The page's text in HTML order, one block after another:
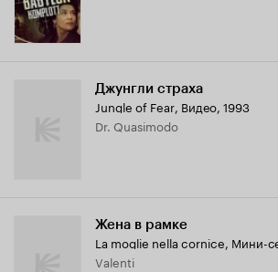
Джунгли страха
Jungle of Fear, Видео, 1993
Dr. Quasimodo
Жена в рамке
La moglie nella cornice, Мини-
Valenti